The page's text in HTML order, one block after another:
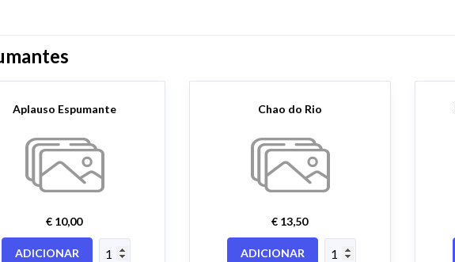
Aplauso Espumante
€ 10,00
ADICIONAR
Chao do Rio
€ 13,50
ADICIONAR